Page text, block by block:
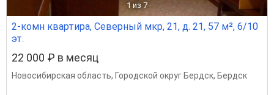
1 из 7
2-комн квартира, Северный мкр, 21, д. 21, 57 м², 6/10
эт.
22 000 ₽ в месяц
Новосибирская область, Городской округ Бердск, Бердск